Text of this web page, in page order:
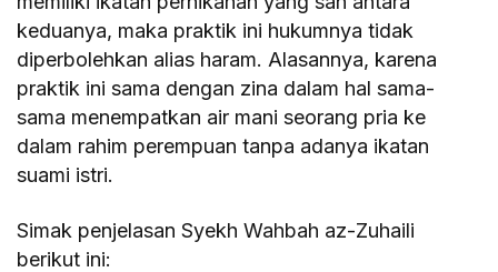
keduanya, maka praktik ini hukumnya tidak
diperbolehkan alias haram. Alasannya, karena
praktik ini sama dengan zina dalam hal sama-
sama menempatkan air mani seorang pria ke
dalam rahim perempuan tanpa adanya ikatan
suami istri.
Simak penjelasan Syekh Wahbah az-Zuhaili
berikut ini: